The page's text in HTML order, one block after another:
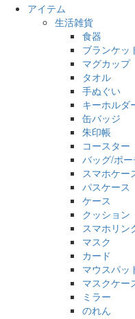
アイテム
生活雑貨
食器
ブランケッ
マグカップ
タオル
手ぬぐい
キーホルダ
缶バッジ
朱印帳
コースター
バッグ/ポー
スマホケー
パスケース
ケース
クッション
スマホリン
マスク
カード
マウスパッ
マスクケー
ミラー
のれん